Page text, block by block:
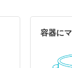
容器に